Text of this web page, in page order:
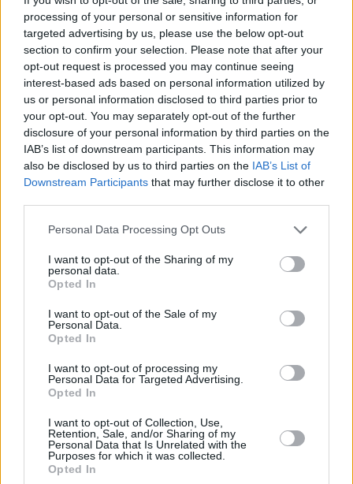
processing of your personal or sensitive information for
targeted advertising by us, please use the below opt-out
section to confirm your selection. Please note that after your
opt-out request is processed you may continue seeing
interest-based ads based on personal information utilized by
us or personal information disclosed to third parties prior to
your opt-out. You may separately opt-out of the further
disclosure of your personal information by third parties on the
IAB’s list of downstream participants. This information may
also be disclosed by us to third parties on the IAB’s List of
Downstream Participants that may further disclose it to other
Personal Data Processing Opt Outs
I want to opt-out of the Sharing of my
personal data.
Opted In
I want to opt-out of the Sale of my
Personal Data.
Opted In
I want to opt-out of processing my
Personal Data for Targeted Advertising.
Opted In
I want to opt-out of Collection, Use,
Retention, Sale, and/or Sharing of my
Personal Data that Is Unrelated with the
Purposes for which it was collected.
Opted In